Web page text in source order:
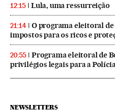
12:15 Lula, uma ressurreição
21:14
O programa eleitoral de
impostos para os ricos e
20:55
Programa eleitoral de
privilégios legais para a
NEWSLETTERS